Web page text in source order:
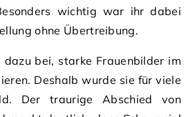
wichtig war ihr dabei
ohne Übertreibung.
bei, starke Frauenbilder im
Deshalb wurde sie für viele
Der traurige Abschied von